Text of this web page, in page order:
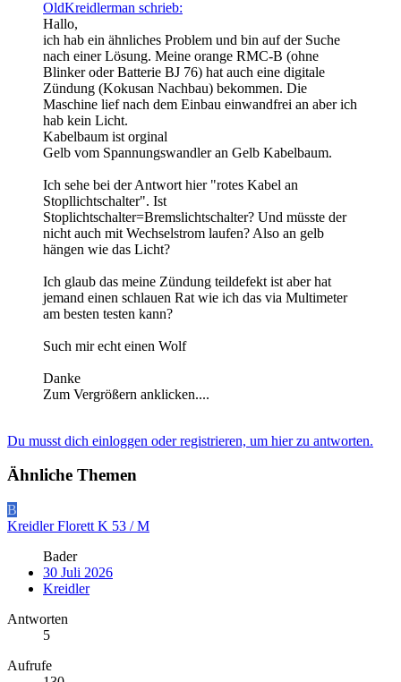
OldKreidlerman schrieb:
Hallo,
ich hab ein ähnliches Problem und bin auf der Suche
nach einer Lösung. Meine orange RMC-B (ohne
Blinker oder Batterie BJ 76) hat auch eine digitale
Zündung (Kokusan Nachbau) bekommen. Die
Maschine lief nach dem Einbau einwandfrei an aber ich
hab kein Licht.
Kabelbaum ist orginal
Gelb vom Spannungswandler an Gelb Kabelbaum.
Ich sehe bei der Antwort hier "rotes Kabel an
Stopllichtschalter". Ist
Stoplichtschalter=Bremslichtschalter? Und müsste der
nicht auch mit Wechselstrom laufen? Also an gelb
hängen wie das Licht?
Ich glaub das meine Zündung teildefekt ist aber hat
jemand einen schlauen Rat wie ich das via Multimeter
am besten testen kann?
Such mir echt einen Wolf
Danke
Zum Vergrößern anklicken....
Du musst dich einloggen oder registrieren, um hier zu antworten.
Ähnliche Themen
B
Kreidler Florett K 53 / M
Bader
30 Juli 2026
Kreidler
Antworten
5
Aufrufe